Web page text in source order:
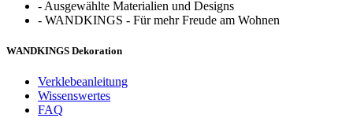
- Ausgewählte Materialien und Designs
- WANDKINGS - Für mehr Freude am Wohnen
WANDKINGS Dekoration
Verklebeanleitung
Wissenswertes
FAQ